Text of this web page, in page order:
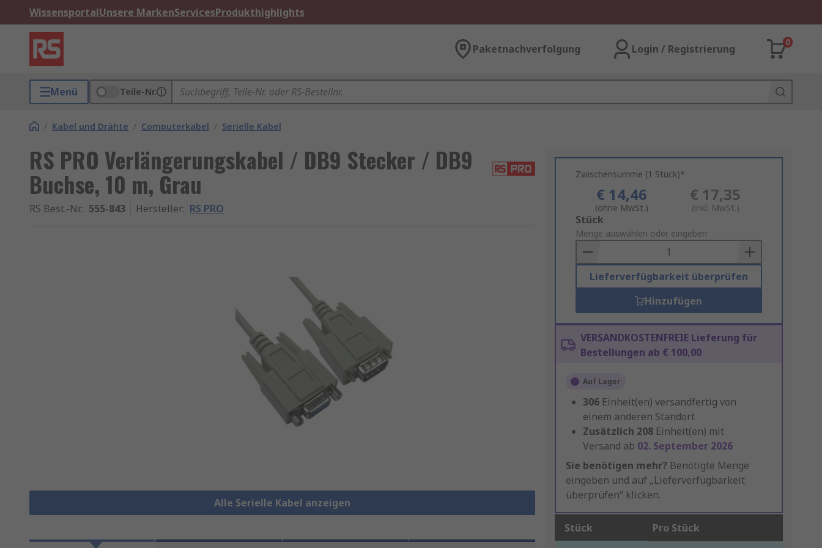
WissensportalUnsere MarkenServicesProdukthighlights
Paketnachverfolgung Login / Registrierung
0
Menü Teile-Nr.
/ Kabel und Drähte / Computerkabel / Serielle Kabel
RS PRO Verlängerungskabel / DB9 Stecker / DB9
Buchse, 10 m, Grau
RS Best.-Nr.: 555-843 Hersteller: RS PRO
Alle Serielle Kabel anzeigen
Zwischensumme (1 Stück)*
€ 14,46
(ohne MwSt.)
€ 17,35
(inkl. MwSt.)
Add
to
Basket
Stück
Menge auswählen oder eingeben
Lieferverfügbarkeit überprüfen
Hinzufügen
VERSANDKOSTENFREIE Lieferung für
Bestellungen ab € 100,00
Auf Lager
306 Einheit(en) versandfertig von
einem anderen Standort
Zusätzlich 208 Einheit(en) mit
Versand ab 02. September 2026
Sie benötigen mehr? Benötigte Menge
eingeben und auf „Lieferverfügbarkeit
überprüfen“ klicken.
Stück Pro Stück